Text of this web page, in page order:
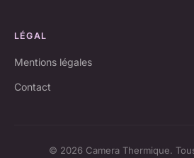
LÉGAL
Mentions légales
Contact
© 2026 Camera Thermique.